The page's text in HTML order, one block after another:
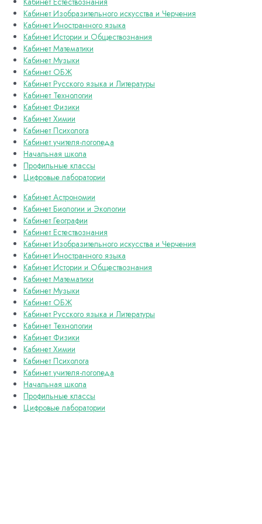
Кабинет Изобразительного искусства и Черчения
Кабинет Иностранного языка
Кабинет Истории и Обществознания
Кабинет Математики
Кабинет Музыки
Кабинет ОБЖ
Кабинет Русского языка и Литературы
Кабинет Технологии
Кабинет Физики
Кабинет Химии
Кабинет Психолога
Кабинет учителя-логопеда
Начальная школа
Профильные классы
Цифровые лаборатории
Кабинет Астрономии
Кабинет Биологии и Экологии
Кабинет Географии
Кабинет Естествознания
Кабинет Изобразительного искусства и Черчения
Кабинет Иностранного языка
Кабинет Истории и Обществознания
Кабинет Математики
Кабинет Музыки
Кабинет ОБЖ
Кабинет Русского языка и Литературы
Кабинет Технологии
Кабинет Физики
Кабинет Химии
Кабинет Психолога
Кабинет учителя-логопеда
Начальная школа
Профильные классы
Цифровые лаборатории